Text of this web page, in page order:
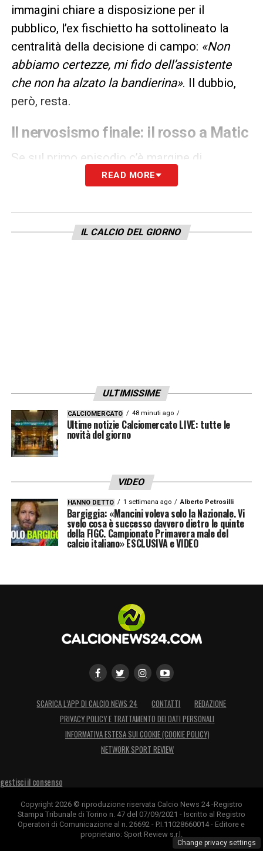
immagini chiare a disposizione per il
pubblico, l’ex fischietto ha sottolineato la
centralità della decisione di campo: «Non
abbiamo certezze, mi fido dell’assistente
che non ha alzato la bandierina». Il dubbio,
però, resta.
Il nervosismo finale: il rosso a Matic
Se sul primo episodio c’è margine di
discussione, non ci sono scusanti per
negativo è statoNemanja Matic. Il
centrocampista serbo ha perso la testa dopo
paese l’arbitro e Chiffi estrae il secondo
giallo».Un’espulsione per somma di
ammonizioni in pochi secondi che ha
lasciato la squadra di Grosso in dieci uomini,
macchiando ulteriormente una serata già da
dimenticare.
LA PLAYLIST DELLE NOSTRE TOP NEWS
READ MORE
IL CALCIO DEL GIORNO
ULTIMISSIME
CALCIOMERCATO 48 minuti ago
Ultime notizie Calciomercato LIVE: tutte le
novità del giorno
VIDEO
HANNO DETTO 1 settimana ago Alberto Petrosilli
Bargiggia: «Mancini voleva solo la Nazionale. Vi
svelo cosa è successo davvero dietro le quinte
della FIGC. Campionato Primavera male del
calcio italiano» ESCLUSIVA e VIDEO
SCARICA L’APP DI CALCIO NEWS 24 CONTATTI
REDAZIONE
PRIVACY POLICY E TRATTAMENTO DEI DATI PERSONALI
INFORMATIVA ESTESA SUI COOKIE (COOKIE POLICY)
NETWORK SPORT REVIEW
gestisci il consenso
Copyright 2026 © riproduzione riservata Calcio News 24 -Registro
Stampa Tribunale di Torino n. 47 del 07/09/2021 - Iscritto al Registro
Operatori di Comunicazione al n. 26692 - P.I.11028660014 - Editore e
proprietario: Sport Review s.r.l.
Change privacy settings